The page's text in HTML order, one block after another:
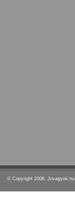
© Copyright 2008. Jovagyok.hu